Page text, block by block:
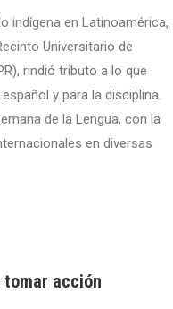
indígena en Latinoamérica,
Universitario de
rindió tributo a lo que
y para la disciplina.
de la Lengua, con la
en diversas
tomar acción